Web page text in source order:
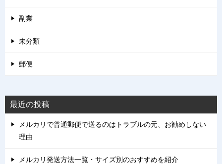
副業
未分類
郵便
最近の投稿
メルカリで普通郵便で送るのはトラブルの元、お勧めしない
理由
メルカリ発送方法一覧・サイズ別のおすすめを紹介